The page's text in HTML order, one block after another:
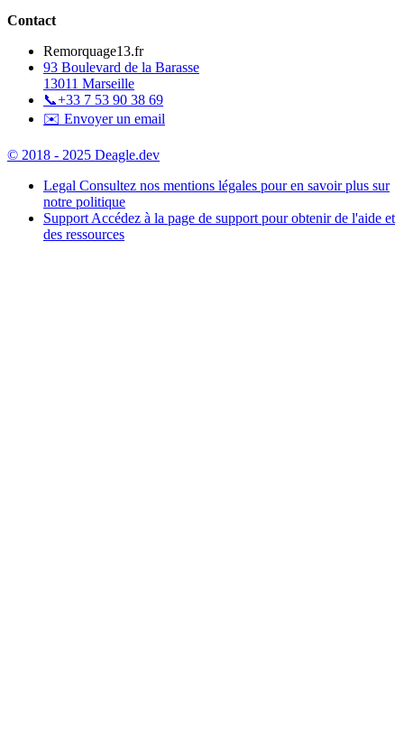
Contact
Remorquage13.fr
93 Boulevard de la Barasse
13011 Marseille
📞+33 7 53 90 38 69
✉️ Envoyer un email
© 2018 - 2025 Deagle.dev
Legal Consultez nos mentions légales pour en savoir plus sur
notre politique
Support Accédez à la page de support pour obtenir de l'aide et
des ressources